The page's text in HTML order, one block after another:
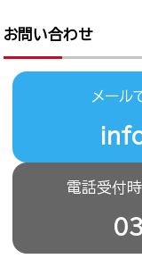
お問い合わせ
メール
電話受付